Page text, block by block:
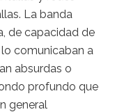
La banda
de capacidad de
comunicaban a
absurdas o
profundo que
general